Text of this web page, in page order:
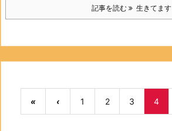
記事を読む 生きてます
« ‹ 1 2 3 4